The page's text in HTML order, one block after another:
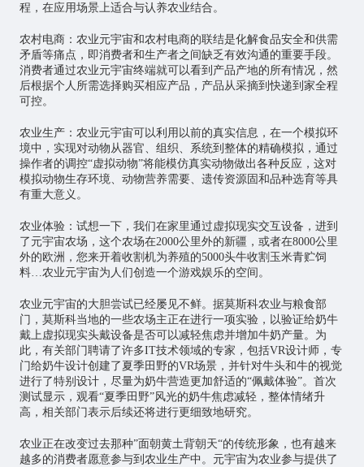
程，在应用场景上适合与认养农业结合。
农村电商：农业元宇宙和农村电商的联结是化解食品安全和供需
矛盾等痛点，即消费者和生产者之间缺乏有效沟通的重要手段。
消费者通过农业元宇宙终端就可以看到产品产地的所有情况，然
后根据个人所需选择购买相应产品，产品从采摘到快递到家全程
可控。
农业生产：农业元宇宙可以利用以前的真实信息，在一个模拟环
境中，实现对动物从器官、组织、系统到整体的精确模拟，通过
操作者的调控“虚拟动物”将能模仿真实动物做出各种反应，这对
模拟动物生存环境、动物营养需要、遗传资源固和品种选育等具
有重大意义。
农业体验：试想一下，我们在家里通过虚拟现实交互设备，进到
了元宇宙农场，这个农场在2000公里外的新疆，或者在8000公里
外的欧洲，您来开着收割机为养殖的5000头牛收割玉米青贮饲
料…农业元宇宙为人们创造一个游戏娱乐的空间。
农业元宇宙的大胆尝试已经屡见不鲜。据莫斯科农业与粮食部
门，莫斯科当地的一些农场主正在进行一项实验，以验证给奶牛
戴上虚拟现实头戴设备是否可以减轻焦虑并增加牛奶产量。为
此，有关部门聘请了许多IT技术领域的专家，包括VR设计师，专
门给奶牛设计创建了夏季田野的VR场景，并针对牛头和牛的视觉
进行了特别设计，尽量为奶牛营造更加舒适的“佩戴体验”。首次
测试显示，观看“夏季田野”风光的奶牛焦虑减轻，整体情绪升
高，相关部门表示后续还将进行更细致地研究。
农业正在改变过去那种”面朝黄土背朝天“的传统形象，也有越来
越多的消费者愿意参与到农业生产中。元宇宙为农业参与提供了